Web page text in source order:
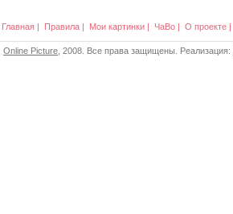
Главная | Правила | Мои картинки | ЧаВо | О проекте |
Online Picture , 2008. Все права защищены. Реализация: